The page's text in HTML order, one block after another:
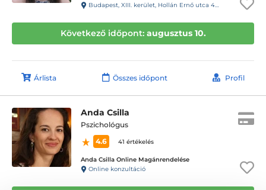
Budapest, XIII. kerület, Hollán Ernő utca 47.
Következő időpont: augusztus 10.
Árlista Összes időpont Profil
Anda Csilla
Pszichológus
4.6
41 értékelés
Anda Csilla Online Magánrendelése
Online konzultáció